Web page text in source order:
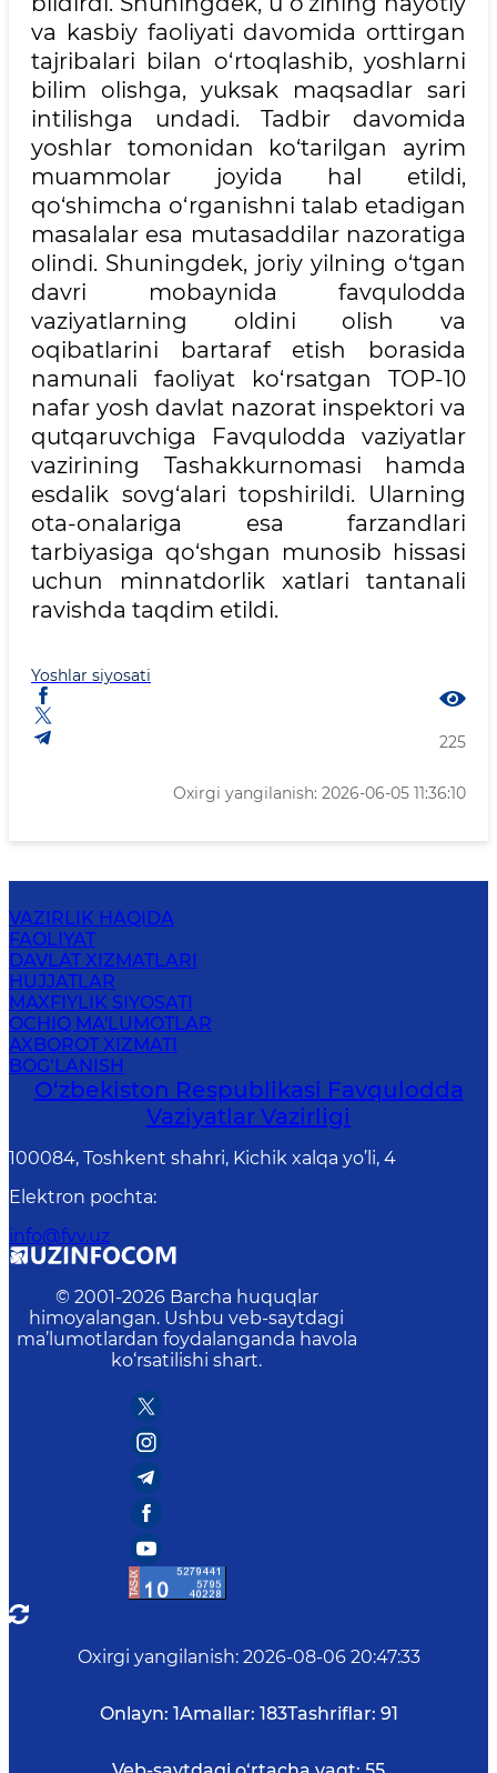
va kasbiy faoliyati davomida orttirgan
tajribalari bilan o‘rtoqlashib, yoshlarni
bilim olishga, yuksak maqsadlar sari
intilishga undadi. Tadbir davomida
yoshlar tomonidan ko‘tarilgan ayrim
muammolar joyida hal etildi,
qo‘shimcha o‘rganishni talab etadigan
masalalar esa mutasaddilar nazoratiga
olindi. Shuningdek, joriy yilning o‘tgan
davri mobaynida favqulodda
vaziyatlarning oldini olish va
oqibatlarini bartaraf etish borasida
namunali faoliyat ko‘rsatgan TOP-10
nafar yosh davlat nazorat inspektori va
qutqaruvchiga Favqulodda vaziyatlar
vazirining Tashakkurnomasi hamda
esdalik sovg‘alari topshirildi. Ularning
ota-onalariga esa farzandlari
tarbiyasiga qo‘shgan munosib hissasi
uchun minnatdorlik xatlari tantanali
ravishda taqdim etildi.
Yoshlar siyosati
225
Oxirgi yangilanish: 2026-06-05 11:36:10
VAZIRLIK HAQIDA
FAOLIYAT
DAVLAT XIZMATLARI
HUJJATLAR
MAXFIYLIK SIYOSATI
OCHIQ MA'LUMOTLAR
AXBOROT XIZMATI
BOG‘LANISH
O‘zbеkistоn Rеspublikаsi Favqulodda
Vaziyatlar Vazirligi
100084, Toshkent shahri, Kichik xalqa yo’li, 4
Elektron pochta:
info@fvv.uz
© 2001-2026 Barcha huquqlar
himoyalangan. Ushbu veb-saytdagi
ma’lumotlardan foydalanganda havola
ko‘rsatilishi shart.
Oxirgi yangilanish: 2026-08-06 20:47:33
Onlayn: 1Amallar: 183Tashriflar: 91